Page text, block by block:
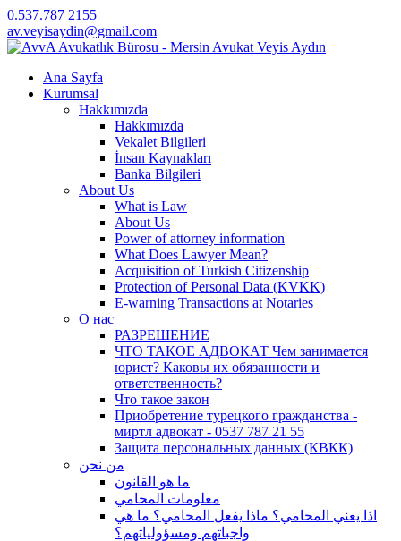
0.537.787 2155
av.veyisaydin@gmail.com
Ana Sayfa
Kurumsal
Hakkımızda
Hakkımızda
Vekalet Bilgileri
İnsan Kaynakları
Banka Bilgileri
About Us
What is Law
About Us
Power of attorney information
What Does Lawyer Mean?
Acquisition of Turkish Citizenship
Protection of Personal Data (KVKK)
E-warning Transactions at Notaries
О нас
РАЗРЕШЕНИЕ
ЧТО ТАКОЕ АДВОКАТ Чем занимается
юрист? Каковы их обязанности и
ответственность?
Что такое закон
Приобретение турецкого гражданства -
миртл адвокат - 0537 787 21 55
Защита персональных данных (КВКК)
من نحن
ما هو القانون
معلومات المحامي
اذا يعني المحامي؟ ماذا يفعل المحامي؟ ما هي
واجباتهم ومسؤولياتهم؟